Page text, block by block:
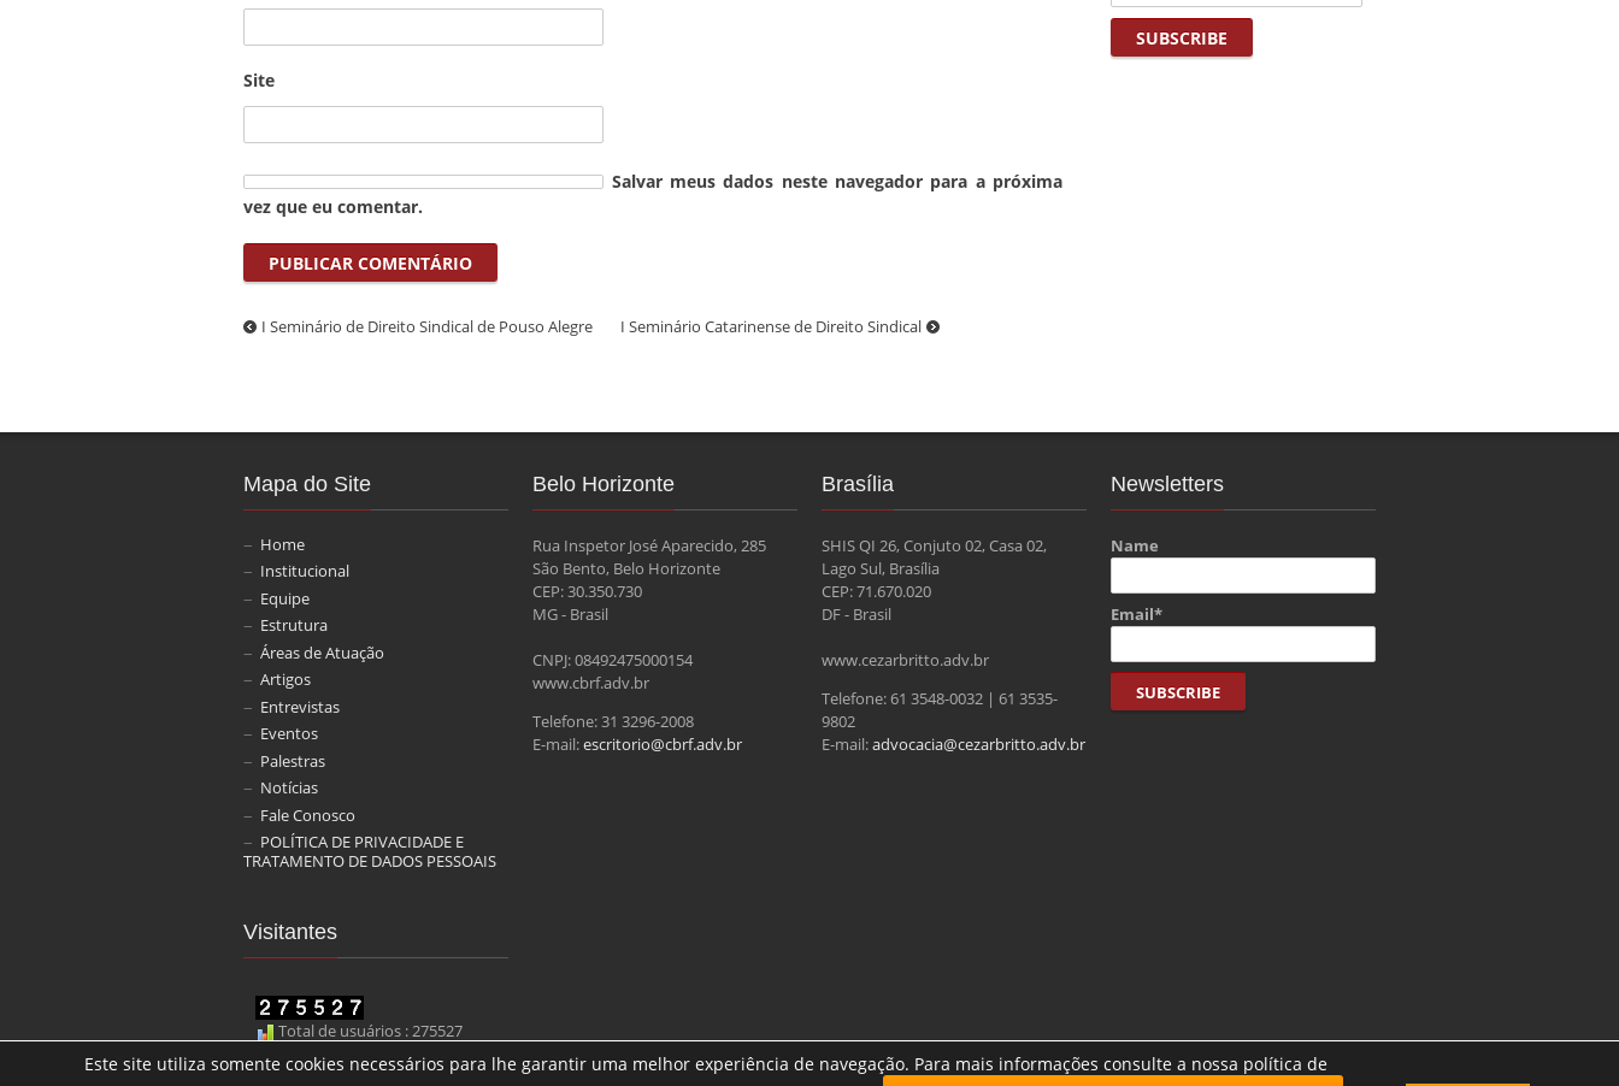
Site
Salvar meus dados neste navegador para a próxima
vez que eu comentar.
I Seminário de Direito Sindical de Pouso Alegre I Seminário Catarinense de Direito Sindical
Topo/superior
Mapa do Site
Home
Institucional
Equipe
Estrutura
Áreas de Atuação
Artigos
Entrevistas
Eventos
Palestras
Notícias
Fale Conosco
POLÍTICA DE PRIVACIDADE E
TRATAMENTO DE DADOS PESSOAIS
Belo Horizonte
Rua Inspetor José Aparecido, 285
São Bento, Belo Horizonte
CEP: 30.350.730
MG - Brasil
CNPJ: 08492475000154
www.cbrf.adv.br
Telefone: 31 3296-2008
E-mail:escritorio@cbrf.adv.br
Brasília
SHIS QI 26, Conjuto 02, Casa 02,
Lago Sul, Brasília
CEP: 71.670.020
DF - Brasil
www.cezarbritto.adv.br
Telefone: 61 3548-0032 | 61 3535-
9802
E-mail:advocacia@cezarbritto.adv.br
Newsletters
Name
Email*
Visitantes
Total de usuários : 275527
Este site utiliza somente cookies necessários para lhe garantir uma melhor experiência de navegação. Para mais informações consulte a nossa política de